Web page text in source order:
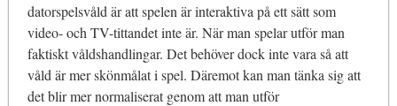
datorspelsvåld är att spelen är interaktiva på ett sätt som
video- och TV-tittandet inte är. När man spelar utför man
faktiskt våldshandlingar. Det behöver dock inte vara så att
våld är mer skönmålat i spel. Däremot kan man tänka sig att
det blir mer normaliserat genom att man utför